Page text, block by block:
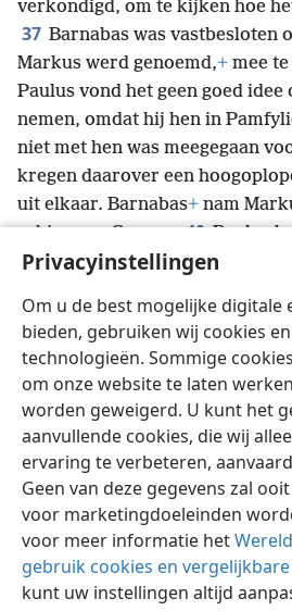
Privacyinstellingen
Om u de best mogelijke digitale
bieden, gebruiken wij cookies
technologieën. Sommige
om onze website te laten
worden geweigerd. U kunt het
aanvullende cookies, die wij
ervaring te verbeteren,
Geen van deze gegevens zal
voor marketingdoeleinden
voor meer informatie het
gebruik cookies en
kunt uw instellingen altijd
verkondigd, om te kijken hoe
37 Barnabas was vastbesloten
Markus werd genoemd,+ mee
Paulus vond het geen goed idee
nemen, omdat hij hen in
niet met hen was meegegaan
kregen daarover een
uit elkaar. Barnabas+ nam
schip naar Cyprus. 40 Paulus
vertrok, nadat de broeders hem
41 Hij reisde door Syrië en
gemeenten sterkte.
Nederlands Delen
Copyright © 2026 Watch Tower Bible and
Gebruiksvoorwaarden
JW.ORG